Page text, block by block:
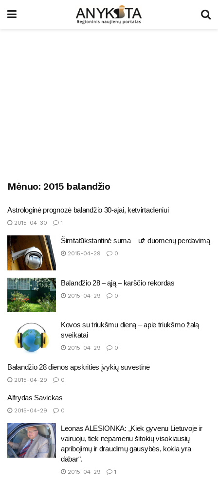
Mėnuo:2015 balandžio
Astrologinė prognozė balandžio 30-ajai, ketvirtadieniui
2015-04-30 1
Šimtatūkstantinė suma – už duomenų perdavimą
2015-04-29 0
Balandžio 28 – ąją – karščio rekordas
2015-04-29 0
Kovos su triukšmu dieną – apie triukšmo žalą
sveikatai
2015-04-29 0
Balandžio 28 dienos apskrities įvykių suvestinė
2015-04-29 0
Alfrydas Savickas
2015-04-29 0
Leonas ALESIONKA: „Kiek gyvenu Lietuvoje ir
vairuoju, tiek nepamenu šitokių visokiausių
apribojimų ir draudimų gausybės, kokia yra
dabar“.
2015-04-29 1